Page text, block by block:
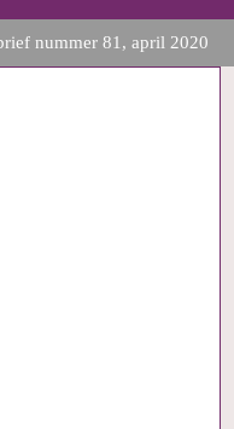
nummer 81, april 2020